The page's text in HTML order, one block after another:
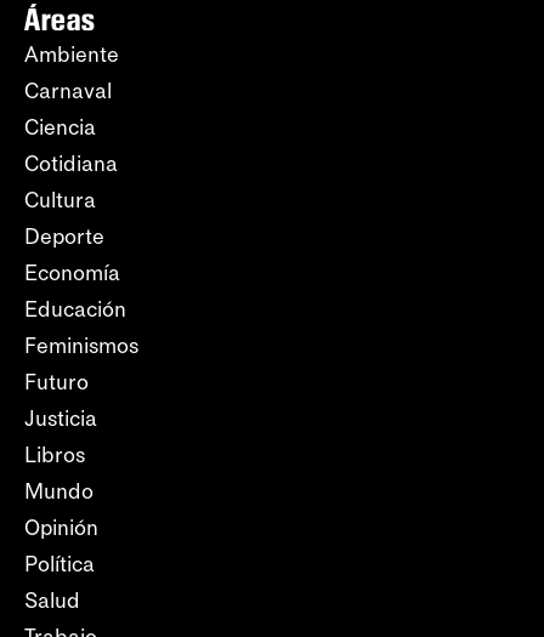
Áreas
Ambiente
Carnaval
Ciencia
Cotidiana
Cultura
Deporte
Economía
Educación
Feminismos
Futuro
Justicia
Libros
Mundo
Opinión
Política
Salud